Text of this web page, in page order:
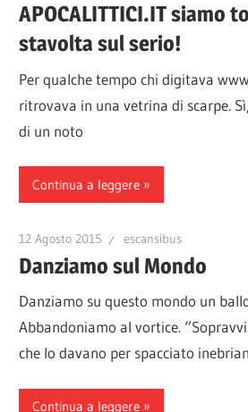
APOCALITTICI.IT siamo
stavolta sul serio!
Per qualche tempo chi digitava
ritrovava in una vetrina di scarpe.
di un noto
Continua a leggere
12 Agosto 2015 escansibus
Danziamo sul Mondo
Danziamo su questo mondo un
Abbandoniamo al vortice.
che lo davano per spacciato
Continua a leggere